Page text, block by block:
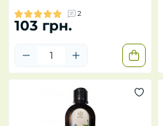
2
103 грн.